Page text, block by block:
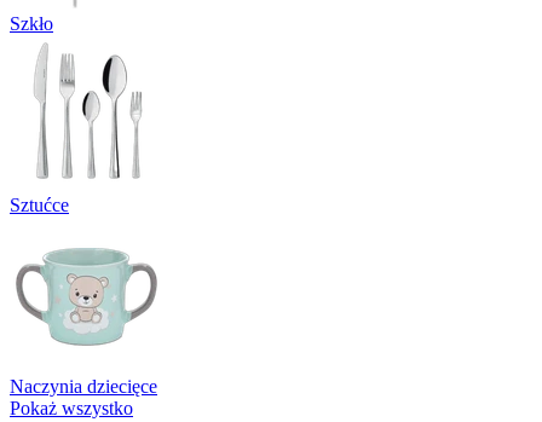
Szkło
Sztućce
Naczynia dziecięce
Pokaż wszystko